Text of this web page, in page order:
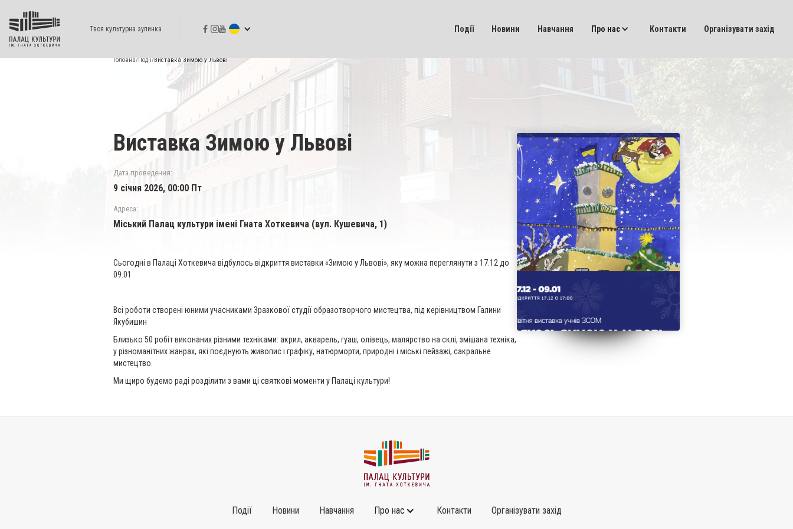
Твоя культурна зупинка Події Новини Навчання Про нас Контакти Організувати захід
Головна/Події/Виставка Зимою у Львові
Виставка Зимою у Львові
Дата проведення:
9 січня 2026, 00:00 Пт
Адреса:
Міський Палац культури імені Гната Хоткевича (вул. Кушевича, 1)
Сьогодні в Палаці Хоткевича відбулось відкриття виставки «Зимою у Львові», яку можна переглянути з 17.12 до
09.01
Всі роботи створені юними учасниками Зразкової студії образотворчого мистецтва, під керівництвом Галини
Якубишин
Близько 50 робіт виконаних різними техніками: акрил, акварель, гуаш, олівець, малярство на склі, змішана техніка,
у різноманітних жанрах, які поєднують живопис і графіку, натюрморти, природні і міські пейзажі, сакральне
мистецтво.
Ми щиро будемо раді розділити з вами ці святкові моменти у Палаці культури!
Події Новини Навчання Про нас Контакти Організувати захід